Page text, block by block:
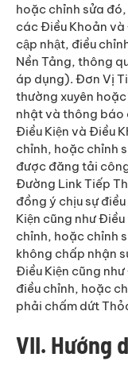
hoặc chỉnh sửa
các Điều Khoản và
cập nhật, điều
Nền Tảng, thông
áp dụng). Đơn Vị
thường xuyên
nhật và thông báo
Điều Kiện và Điều
chỉnh, hoặc chỉnh
được đăng tải
Đường Link Tiếp
đồng ý chịu sự
Kiện cũng như
chỉnh, hoặc chỉnh
không chấp nhận
Điều Kiện cũng
điều chỉnh, hoặc
phải chấm dứt
VII. Hướng